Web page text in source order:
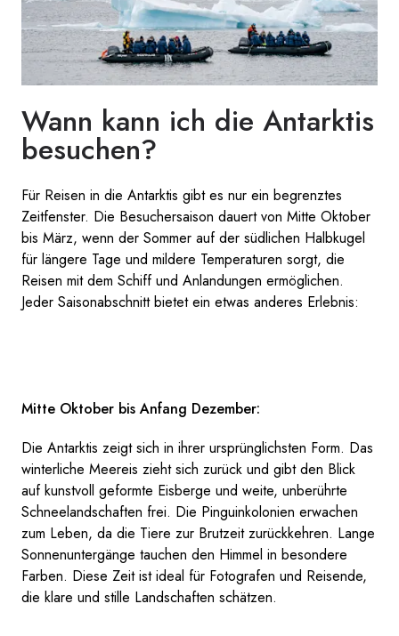
Wann kann ich die Antarktis
besuchen?
Für Reisen in die Antarktis gibt es nur ein begrenztes
Zeitfenster. Die Besuchersaison dauert von Mitte Oktober
bis März, wenn der Sommer auf der südlichen Halbkugel
für längere Tage und mildere Temperaturen sorgt, die
Reisen mit dem Schiff und Anlandungen ermöglichen.
Jeder Saisonabschnitt bietet ein etwas anderes Erlebnis:
Mitte Oktober bis Anfang Dezember:
Die Antarktis zeigt sich in ihrer ursprünglichsten Form. Das
winterliche Meereis zieht sich zurück und gibt den Blick
auf kunstvoll geformte Eisberge und weite, unberührte
Schneelandschaften frei. Die Pinguinkolonien erwachen
zum Leben, da die Tiere zur Brutzeit zurückkehren. Lange
Sonnenuntergänge tauchen den Himmel in besondere
Farben. Diese Zeit ist ideal für Fotografen und Reisende,
die klare und stille Landschaften schätzen.